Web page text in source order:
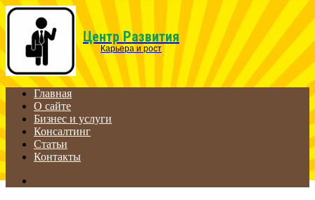
Menu
Центр Развития
Карьера и рост
Главная
О сайте
Бизнес и услуги
Консалтинг
Статьи
Контакты